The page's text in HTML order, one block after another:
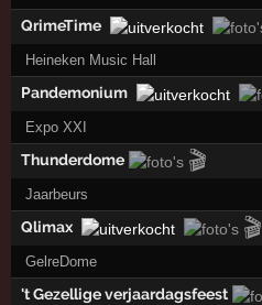
QrimeTime
Heineken Music Hall
Pandemonium
Expo XXI
Thunderdome 🎬
Jaarbeurs
Qlimax 🎬
GelreDome
't Gezellige verjaardagsfeest